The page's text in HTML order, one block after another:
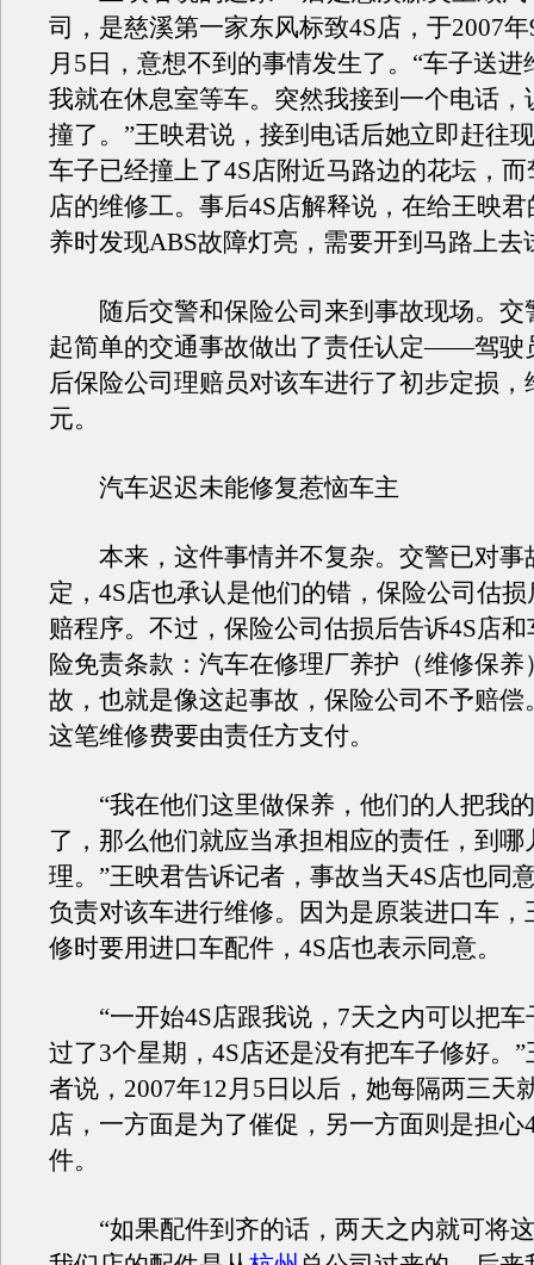
司，是慈溪第一家东风标致4S店，于2007
月5日，意想不到的事情发生了。“车子送进
我就在休息室等车。突然我接到一个电话，
撞了。”王映君说，接到电话后她立即赶
车子已经撞上了4S店附近马路边的花坛，而
店的维修工。事后4S店解释说，在给王映
养时发现ABS故障灯亮，需要开到马路上去
随后交警和保险公司来到事故现场。交
起简单的交通事故做出了责任认定——驾驶
后保险公司理赔员对该车进行了初步定损，
元。
汽车迟迟未能修复惹恼车主
本来，这件事情并不复杂。交警已对事
定，4S店也承认是他们的错，保险公司估
赔程序。不过，保险公司估损后告诉4S店
险免责条款：汽车在修理厂养护（维修保养
故，也就是像这起事故，保险公司不予赔偿
这笔维修费要由责任方支付。
“我在他们这里做保养，他们的人把我
了，那么他们就应当承担相应的责任，到哪
理。”王映君告诉记者，事故当天4S店也同
负责对该车进行维修。因为是原装进口车，
修时要用进口车配件，4S店也表示同意。
“一开始4S店跟我说，7天之内可以把车
过了3个星期，4S店还是没有把车子修好。
者说，2007年12月5日以后，她每隔两三天
店，一方面是为了催促，另一方面则是担心
件。
“如果配件到齐的话，两天之内就可将